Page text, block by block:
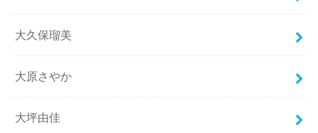
大久保瑠美
大原さやか
大坪由佳